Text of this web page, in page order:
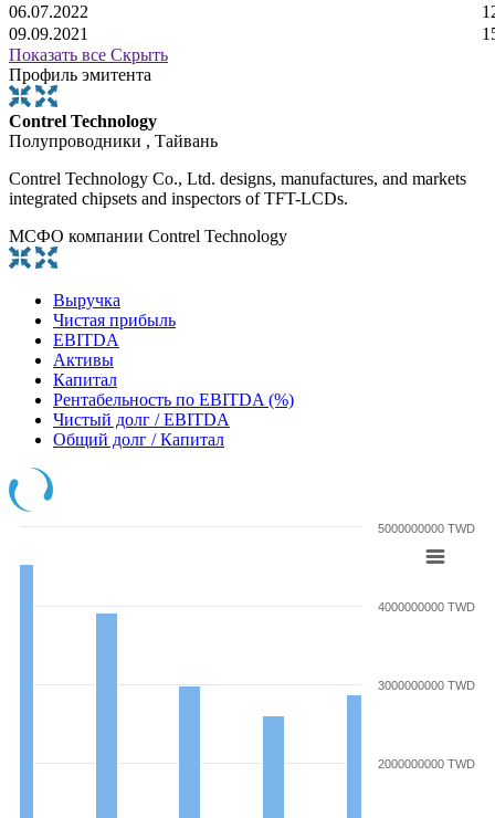
06.07.2022
09.09.2021
Показать все Скрыть
Профиль эмитента
Contrel Technology
Полупроводники , Тайвань
Contrel Technology Co., Ltd. designs, manufactures, and markets
integrated chipsets and inspectors of TFT-LCDs.
МСФО компании Contrel Technology
Выручка
Чистая прибыль
EBITDA
Активы
Капитал
Рентабельность по EBITDA (%)
Чистый долг / EBITDA
Общий долг / Капитал
2000000000 TWD
3000000000 TWD
4000000000 TWD
5000000000 TWD